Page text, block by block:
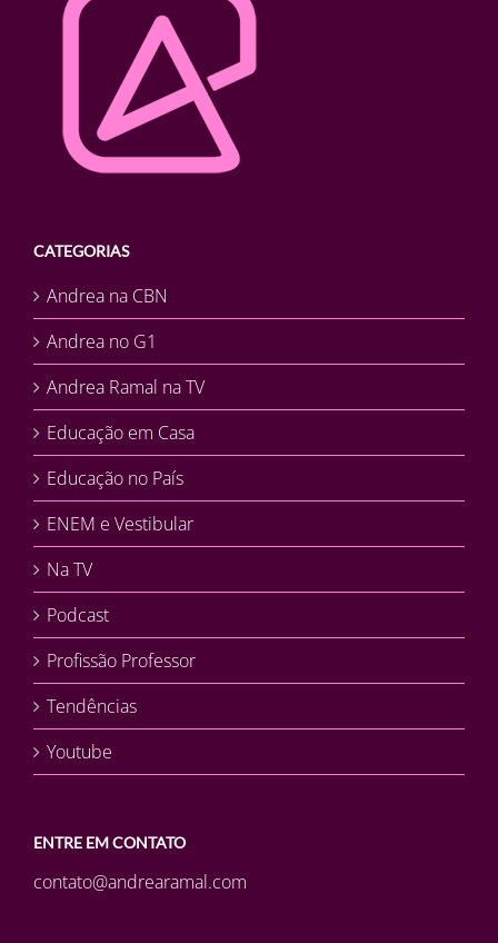
CATEGORIAS
Andrea na CBN
Andrea no G1
Andrea Ramal na TV
Educação em Casa
Educação no País
ENEM e Vestibular
Na TV
Podcast
Profissão Professor
Tendências
Youtube
ENTRE EM CONTATO
contato@andrearamal.com